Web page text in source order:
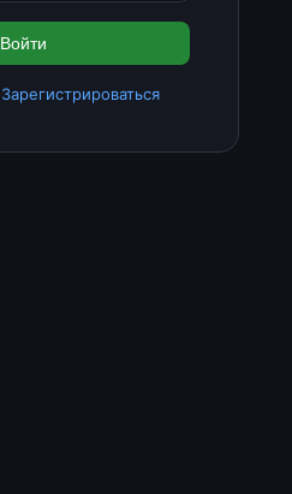
Войти
Зарегистрироваться